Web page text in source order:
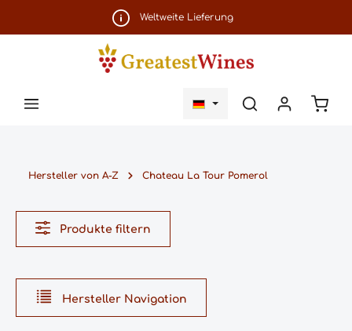
Zum Hauptinhalt springenWeltweite Lieferung
Hersteller von A-Z Chateau La Tour Pomerol
Produkte filtern
Hersteller Navigation